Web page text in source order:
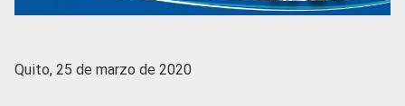
Quito, 25 de marzo de 2020